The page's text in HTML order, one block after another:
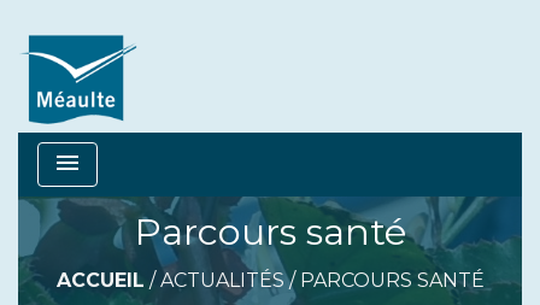
menu
Parcours santé
ACCUEIL /ACTUALITÉS/ PARCOURS SANTÉ